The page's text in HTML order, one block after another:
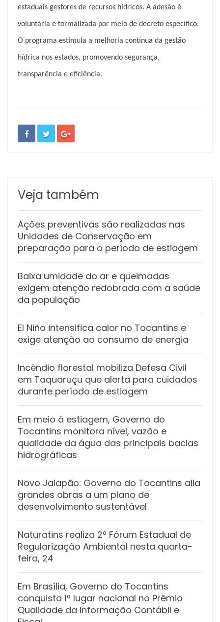
estaduais gestores de recursos hídricos. A adesão é
voluntária e formalizada por meio de decreto específico.
O programa estimula a melhoria contínua da gestão
hídrica nos estados, promovendo segurança,
transparência e eficiência.
Veja também
Ações preventivas são realizadas nas
Unidades de Conservação em
preparação para o período de estiagem
Baixa umidade do ar e queimadas
exigem atenção redobrada com a saúde
da população
El Niño intensifica calor no Tocantins e
exige atenção ao consumo de energia
Incêndio florestal mobiliza Defesa Civil
em Taquaruçu que alerta para cuidados
durante período de estiagem
Em meio à estiagem, Governo do
Tocantins monitora nível, vazão e
qualidade da água das principais bacias
hidrográficas
Novo Jalapão: Governo do Tocantins alia
grandes obras a um plano de
desenvolvimento sustentável
Naturatins realiza 2º Fórum Estadual de
Regularização Ambiental nesta quarta-
feira, 24
Em Brasília, Governo do Tocantins
conquista 1º lugar nacional no Prêmio
Qualidade da Informação Contábil e